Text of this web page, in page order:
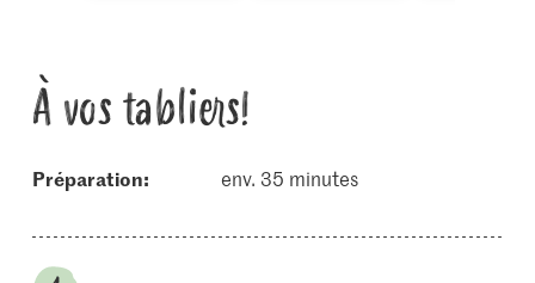
À vos tabliers!
Préparation: env. 35 minutes